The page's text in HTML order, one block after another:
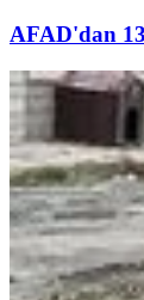
AFAD'dan